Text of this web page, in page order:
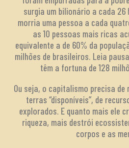
surgia um bilionário a cada 26
morria uma pessoa a cada
as 10 pessoas mais ricas
equivalente a de 60% da
milhões de brasileiros. Leia
têm a fortuna de 128
Ou seja, o capitalismo precisa de
terras “disponíveis”, de
explorados. E quanto mais ele
riqueza, mais destrói
corpos e as